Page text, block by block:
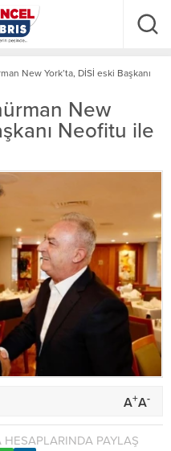
New York’ta, DİSİ eski Başkanı
New
Neofitu ile
A+A-
PAYLAŞ